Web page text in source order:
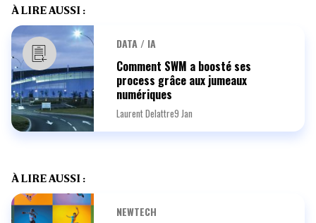
À LIRE AUSSI :
DATA / IA
Comment SWM a boosté ses
process grâce aux jumeaux
numériques
Laurent Delattre9 Jan
À LIRE AUSSI :
NEWTECH